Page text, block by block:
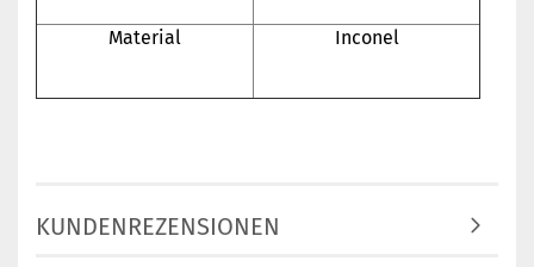
Material Inconel
KUNDENREZENSIONEN